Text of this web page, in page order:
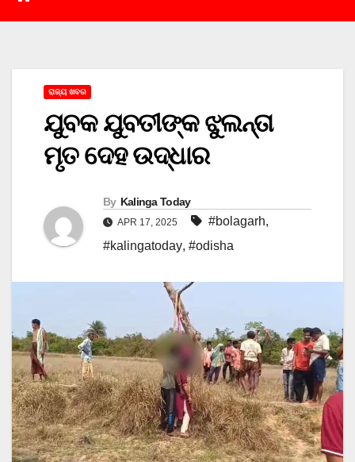
ରାଜ୍ୟ ଖବର
ଯୁବକ ଯୁବତୀଙ୍କ ଝୁଲନ୍ତା
ମୃତ ଦେହ ଉଦ୍ଧାର
By Kalinga Today
APR 17, 2025 #bolagarh,
#kalingatoday, #odisha